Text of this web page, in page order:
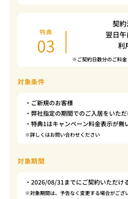
特典
03
契
翌日
利
※ご契約日数分のご料金
対象条件
・ご新規のお客様
・弊社指定の期間でのご入居をいた
・特典1はキャンペーン料金表示が無
※詳しくはお問い合わせください
対象期間
・2026/08/31までにご契約いただけ
※対象期間は、予告なく変更する場合がござ